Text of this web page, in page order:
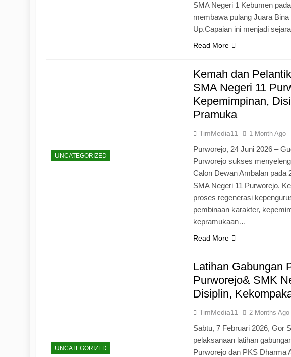
SMA Negeri 1 Kebumen
membawa pulang Juara
Up.Capaian ini menjadi
Read More
UNCATEGORIZED
Kemah dan
SMA Negeri 11
Kepemimpinan,
Pramuka
TimMedia11 1 Month Ago
Purworejo, 24 Juni 2026 –
Purworejo sukses
Calon Dewan Ambalan pada
SMA Negeri 11 Purworejo.
proses regenerasi
pembinaan karakter,
kepramukaan…
Read More
UNCATEGORIZED
Latihan Gabungan
Purworejo& SMK
Disiplin,
TimMedia11 2 Months Ago
Sabtu, 7 Februari 2026, Gor
pelaksanaan latihan
Purworejo dan PKS Dharma